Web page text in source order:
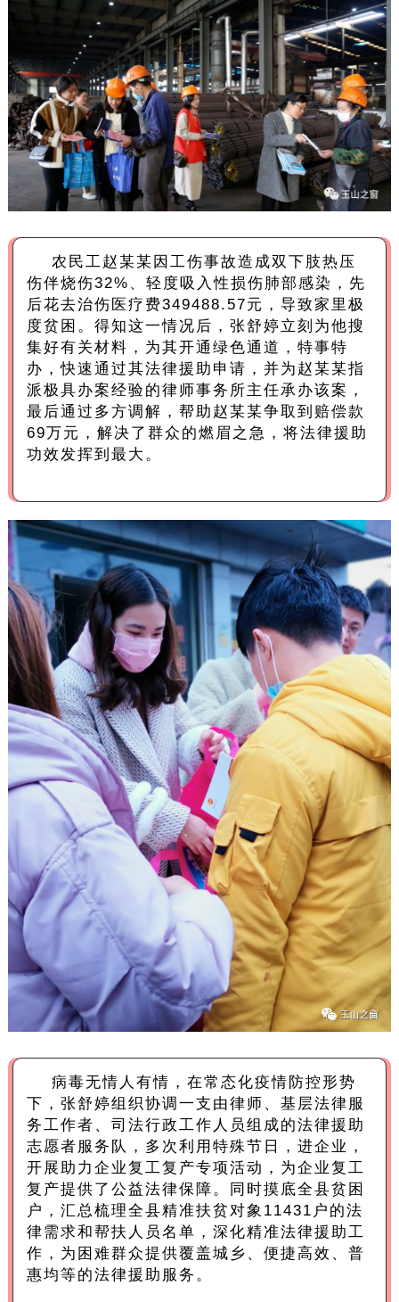
农民工赵某某因工伤事故造成双下肢热压
伤伴烧伤32%、轻度吸入性损伤肺部感染，先
后花去治伤医疗费349488.57元，导致家里极
度贫困。得知这一情况后，张舒婷立刻为他搜
集好有关材料，为其开通绿色通道，特事特
办，快速通过其法律援助申请，并为赵某某指
派极具办案经验的律师事务所主任承办该案，
最后通过多方调解，帮助赵某某争取到赔偿款
69万元，解决了群众的燃眉之急，将法律援助
功效发挥到最大。
病毒无情人有情，在常态化疫情防控形势
下，张舒婷组织协调一支由律师、基层法律服
务工作者、司法行政工作人员组成的法律援助
志愿者服务队，多次利用特殊节日，进企业，
开展助力企业复工复产专项活动，为企业复工
复产提供了公益法律保障。同时摸底全县贫困
户，汇总梳理全县精准扶贫对象11431户的法
律需求和帮扶人员名单，深化精准法律援助工
作，为困难群众提供覆盖城乡、便捷高效、普
惠均等的法律援助服务。